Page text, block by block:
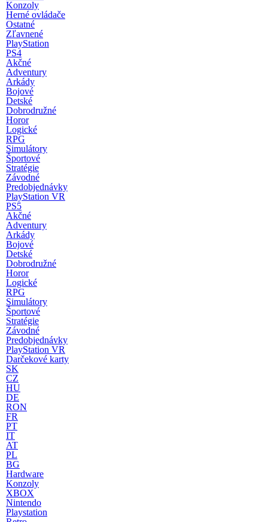
Konzoly
Herné ovládače
Ostatné
Zľavnené
PlayStation
PS4
Akčné
Adventury
Arkády
Bojové
Detské
Dobrodružné
Horor
Logické
RPG
Simulátory
Športové
Stratégie
Závodné
Predobjednávky
PlayStation VR
PS5
Akčné
Adventury
Arkády
Bojové
Detské
Dobrodružné
Horor
Logické
RPG
Simulátory
Športové
Stratégie
Závodné
Predobjednávky
PlayStation VR
Darčekové karty
SK
CZ
HU
DE
RON
FR
PT
IT
AT
PL
BG
Hardware
Konzoly
XBOX
Nintendo
Playstation